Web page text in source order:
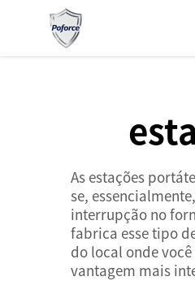
As estações
se,
interrupção no
fabrica esse tipo
do local onde
vantagem mais